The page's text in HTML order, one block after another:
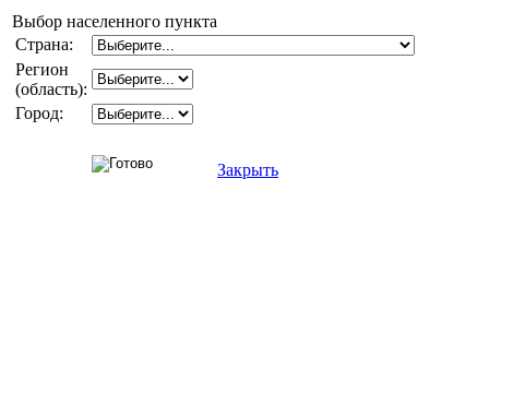
Выбор населенного пункта
Страна:
Регион
(область):
Город:
Закрыть